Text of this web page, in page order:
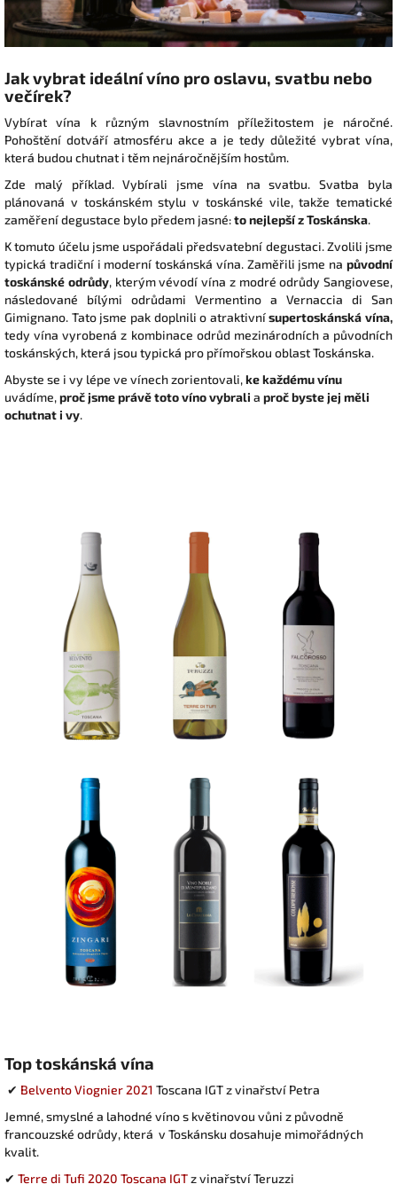
Jak vybrat ideální víno pro oslavu, svatbu nebo
večírek?
Vybírat vína k různým slavnostním příležitostem je náročné.
Pohoštění dotváří atmosféru akce a je tedy důležité vybrat vína,
která budou chutnat i těm nejnáročnějším hostům.
Zde malý příklad. Vybírali jsme vína na svatbu.Svatba byla
plánovaná v toskánském stylu v toskánské vile, takže tematické
zaměření degustace bylo předem jasné:to nejlepší z Toskánska.
K tomuto účelu jsme uspořádali předsvatební degustaci. Zvolili jsme
typická tradiční i moderní toskánská vína. Zaměřili jsme na původní
toskánské odrůdy, kterým vévodí vína z modré odrůdy Sangiovese,
následované bílými odrůdami Vermentino a Vernaccia di San
Gimignano. Tato jsme pak doplnili o atraktivnísupertoskánská vína,
tedy vína vyrobená z kombinace odrůd mezinárodních a původních
toskánských, která jsou typická pro přímořskou oblast Toskánska.
Abyste se i vy lépe ve vínech zorientovali,ke každému vínu
uvádíme,proč jsme právě toto víno vybrali a proč byste jej měli
ochutnat i vy.
Top toskánská vína
✔ Belvento Viognier 2021 Toscana IGT z vinařství Petra
Jemné, smyslné a lahodné víno s květinovou vůni z původně
francouzské odrůdy, která v Toskánsku dosahuje mimořádných
kvalit.
✔ Terre di Tufi 2020 Toscana IGTz vinařství Teruzzi